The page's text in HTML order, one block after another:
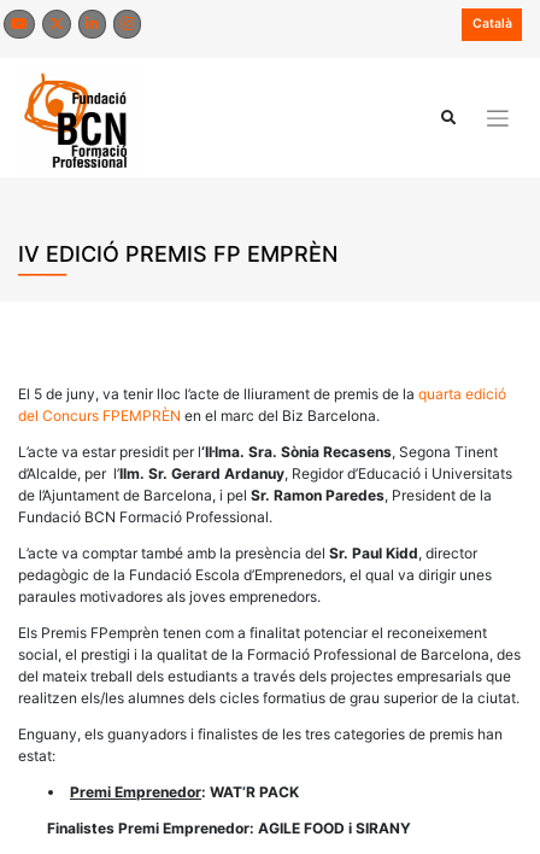
Skip
to
Català
IV EDICIÓ PREMIS FP EMPRÈN
El 5 de juny, va tenir lloc l’acte de lliurament de premis de la quarta edició
del Concurs FPEMPRÈN en el marc del Biz Barcelona.
L’acte va estar presidit per l‘Il·lma. Sra. Sònia Recasens, Segona Tinent
d’Alcalde, per l’Ilm. Sr. Gerard Ardanuy, Regidor d’Educació i Universitats
de l’Ajuntament de Barcelona, i pel Sr. Ramon Paredes, President de la
Fundació BCN Formació Professional.
L’acte va comptar també amb la presència del Sr. Paul Kidd, director
pedagògic de la Fundació Escola d’Emprenedors, el qual va dirigir unes
paraules motivadores als joves emprenedors.
Els Premis FPemprèn tenen com a finalitat potenciar el reconeixement
social, el prestigi i la qualitat de la Formació Professional de Barcelona, des
del mateix treball dels estudiants a través dels projectes empresarials que
realitzen els/les alumnes dels cicles formatius de grau superior de la ciutat.
Enguany, els guanyadors i finalistes de les tres categories de premis han
estat:
Premi Emprenedor: WAT’R PACK
Finalistes Premi Emprenedor: AGILE FOOD i SIRANY